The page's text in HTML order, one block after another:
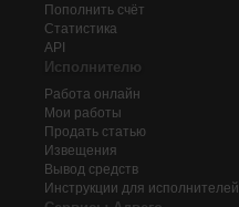
Пополнить счёт
Статистика
API
Исполнителю
Работа онлайн
Мои работы
Продать статью
Извещения
Вывод средств
Инструкции для исполнителей